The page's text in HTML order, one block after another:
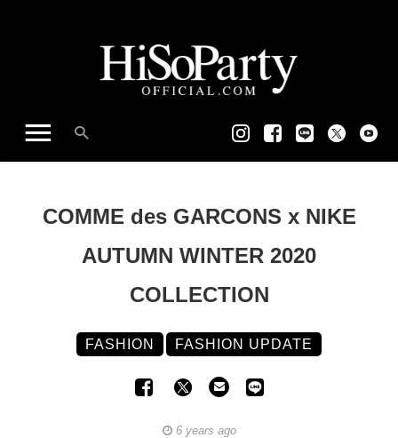
COMME des GARCONS x NIKE
AUTUMN WINTER 2020
COLLECTION
FASHION FASHION UPDATE
6 years ago